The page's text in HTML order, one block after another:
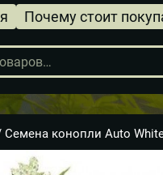
Почему стоит
Семена конопли Auto